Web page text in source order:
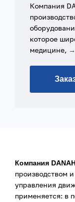
Компания
которое
медицине, →
Компания
производством
управления
применяется: в